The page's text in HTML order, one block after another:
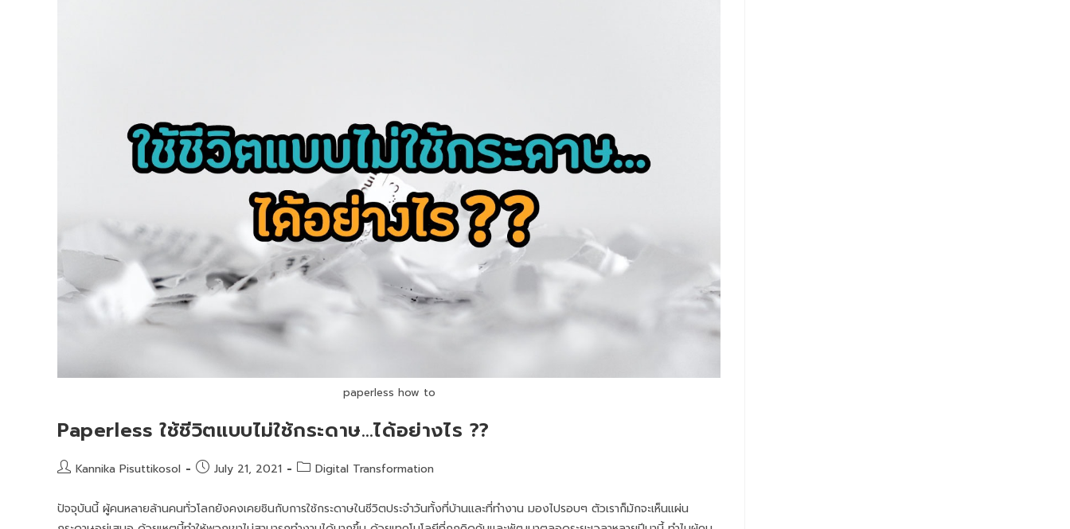
paperless how to
Paperless ใช้ชีวิตแบบไม่ใช้กระดาษ…ได้อย่างไร ??
Kannika Pisuttikosol July 21, 2021 Digital Transformation
ปัจจุบันนี้ ผู้คนหลายล้านคนทั่วโลกยังคงเคยชินกับการใช้กระดาษในชีวิตประจำวันทั้งที่บ้านและที่ทำงาน มองไปรอบๆ ตัวเราก็มักจะเห็นแผ่น